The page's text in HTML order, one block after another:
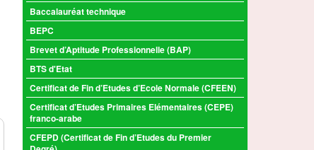
Baccalauréat technique
BEPC
Brevet d’Aptitude Professionnelle (BAP)
BTS d'Etat
Certificat de Fin d’Etudes d’Ecole Normale (CFEEN)
Certificat d’Etudes Primaires Elémentaires (CEPE)
franco-arabe
CFEPD (Certificat de Fin d’Etudes du Premier